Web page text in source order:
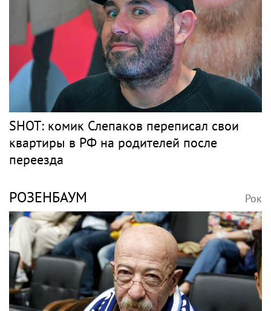
SHOT: комик Слепаков переписал свои
квартиры в РФ на родителей после
переезда
РОЗЕНБАУМ Рок